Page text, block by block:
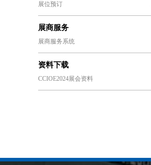
展位预订
展商服务
展商服务系统
资料下载
CCIOE2024展会资料